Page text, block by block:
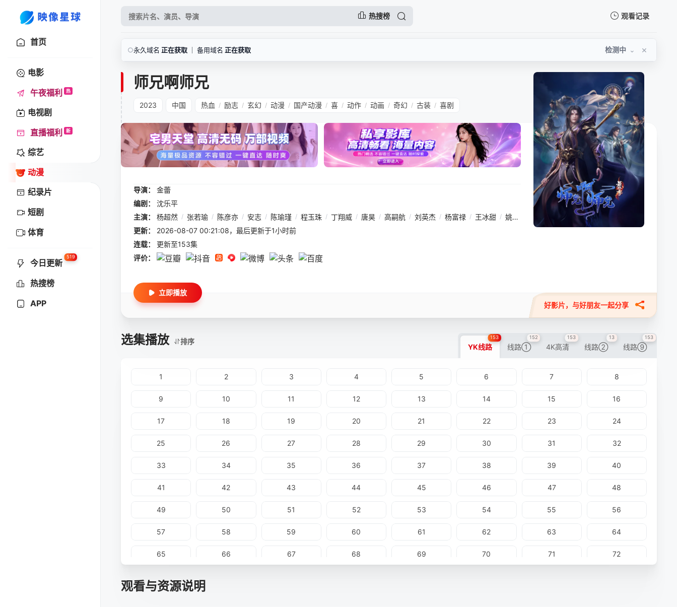
热搜榜 观看记录
暂无观看影片的记录
首页
电影
午夜福利
热
电视剧
直播福利
新
综艺
动漫
纪录片
短剧
体育
今日更新
519
热搜榜
APP
○永久域名 正在获取 ｜ 备用域名 正在获取 检测中 ⌄ ×
师兄啊师兄
2023 中国 热血 / 励志 / 玄幻 / 动漫 / 国产动漫 / 喜 / 动作 / 动画 / 奇幻 / 古装 / 喜剧
导演：
金蕾
编剧：
沈乐平
主演：
杨超然 / 张若瑜 / 陈彦亦 / 安志 / 陈瑜瑾 / 程玉珠 / 丁翔威 / 唐昊 / 高嗣航 / 刘英杰 / 杨富禄 / 王冰甜 / 姚铭舜 李婵妃 宋国庆 / 苗洋
更新：
2026-08-07 00:21:08，最后更新于1小时前
连载：
更新至153集
评价：
好影片，与好朋友一起分享
立即播放
选集播放 排序
YK线路
153
线路①
152
4K高清
153
线路②
13
线路⑨
153
1 2 3 4 5 6 7 8
9 10 11 12 13 14 15 16
17 18 19 20 21 22 23 24
25 26 27 28 29 30 31 32
33 34 35 36 37 38 39 40
41 42 43 44 45 46 47 48
49 50 51 52 53 54 55 56
57 58 59 60 61 62 63 64
65 66 67 68 69 70 71 72
观看与资源说明